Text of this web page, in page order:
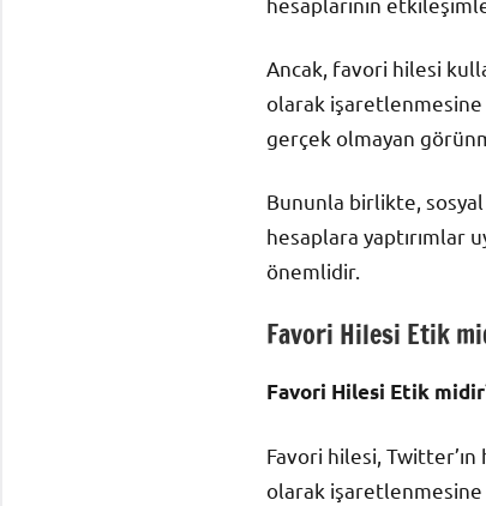
Ancak, favori hilesi
olarak işaretlenmesine
gerçek olmayan
Bununla birlikte,
hesaplara yaptırımlar
önemlidir.
Favori Hilesi Etik
Favori Hilesi Etik
Favori hilesi,
olarak işaretlenmesine